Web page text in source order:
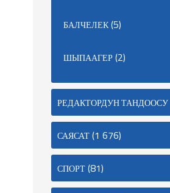
БАЛЧЕЛЕК(5)
ШЫПААГЕР(2)
РЕДАКТОРДУН ТАНДООСУ
САЯСАТ(1 676)
СПОРТ(81)